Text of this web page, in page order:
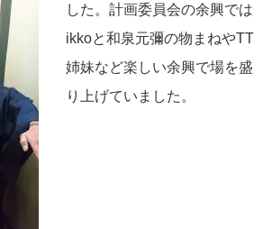
した。計画委員会の余興では
ikkoと和泉元彌の物まねやTT
姉妹など楽しい余興で場を盛
り上げていました。